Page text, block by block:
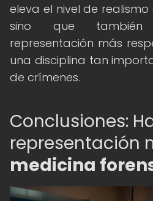
eleva el nivel de realismo
sino que también
representación más
una disciplina tan
de crímenes.
Conclusiones:
representación
medicina